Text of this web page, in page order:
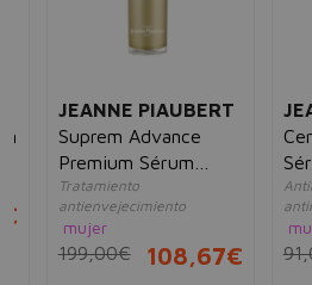
JEANNE PIAUBERT
Suprem Advance
Premium Sérum
Integral Anti-Age
Visage
Tratamiento
antienvejecimiento
mujer
199,00€ 108,67€